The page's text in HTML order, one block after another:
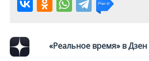
«Реальное время» в Дзен